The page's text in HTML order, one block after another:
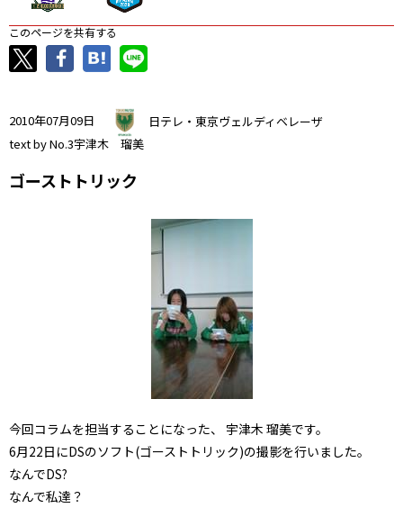
このページを共有する
2010年07月09日
日テレ・東京ヴェルディベレーザ
text by No.3宇津木 瑠美
ゴーストトリック
今回コラムを担当することになった、 宇津木 瑠美です。
6月22日にDSのソフト(ゴーストトリック)の撮影を行いました。
なんでDS?
なんで私達？